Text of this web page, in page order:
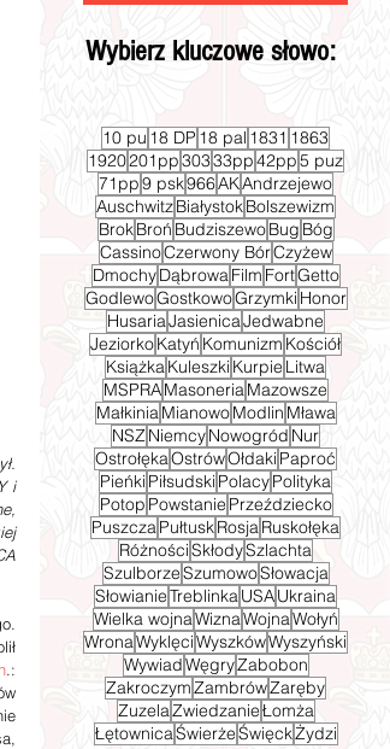
i
.:
Wybierz kluczowe słowo:
10 pu 18 DP 18 pal 1831 1863
1920201pp30333pp42pp5 puz
71pp9 psk966AKAndrzejewo
AuschwitzBiałystokBolszewizm
BrokBroń BudziszewoBug Bóg
CassinoCzerwony BórCzyżew
DmochyDąbrowaFilm FortGetto
GodlewoGostkowoGrzymki Honor
HusariaJasienicaJedwabne
JeziorkoKatyń Komunizm Kościół
KsiążkaKuleszki Kurpie Litwa
MSPRAMasoneriaMazowsze
MałkiniaMianowoModlin Mława
NSZ NiemcyNowogród Nur
OstrołękaOstrówOłdaki Paproć
Pieńki Piłsudski PolacyPolityka
Potop Powstanie Przeździecko
PuszczaPułtuskRosjaRuskołęka
RóżnościSkłodySzlachta
SzulborzeSzumowoSłowacja
SłowianieTreblinkaUSAUkraina
Wielka wojnaWiznaWojnaWołyń
WronaWyklęciWyszkówWyszyński
WywiadWęgryZabobon
ZakroczymZambrówZaręby
ZuzelaZwiedzanieŁomża
ŁętownicaŚwierżeŚwięckŻydzi